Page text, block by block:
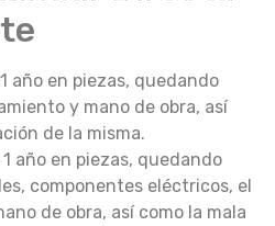
año en piezas, quedando
y mano de obra, así
de la misma.
año en piezas, quedando
componentes eléctricos, el
de obra, así como la mala